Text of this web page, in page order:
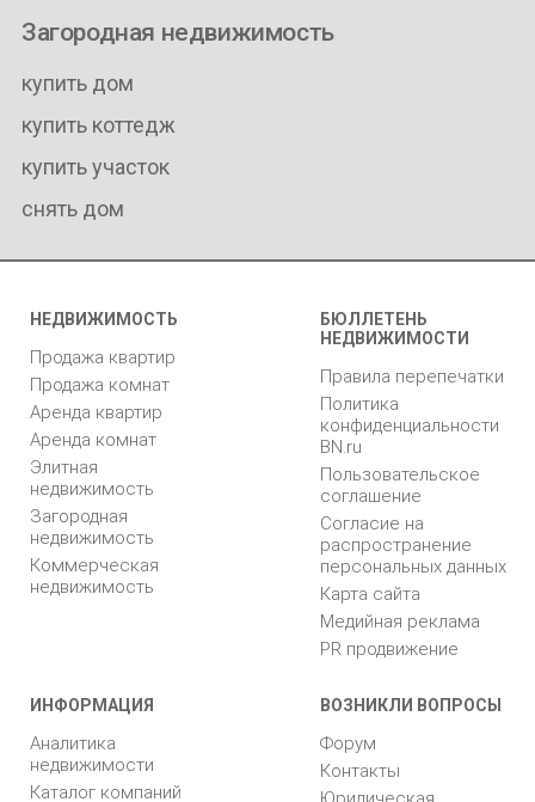
Загородная недвижимость
купить дом
купить коттедж
купить участок
снять дом
НЕДВИЖИМОСТЬ
Продажа квартир
Продажа комнат
Аренда квартир
Аренда комнат
Элитная
недвижимость
Загородная
недвижимость
Коммерческая
недвижимость
БЮЛЛЕТЕНЬ
НЕДВИЖИМОСТИ
Правила перепечатки
Политика
конфиденциальности
BN.ru
Пользовательское
соглашение
Согласие на
распространение
персональных данных
Карта сайта
Медийная реклама
PR продвижение
ИНФОРМАЦИЯ
Аналитика
недвижимости
Каталог компаний
ВОЗНИКЛИ ВОПРОСЫ
Форум
Контакты